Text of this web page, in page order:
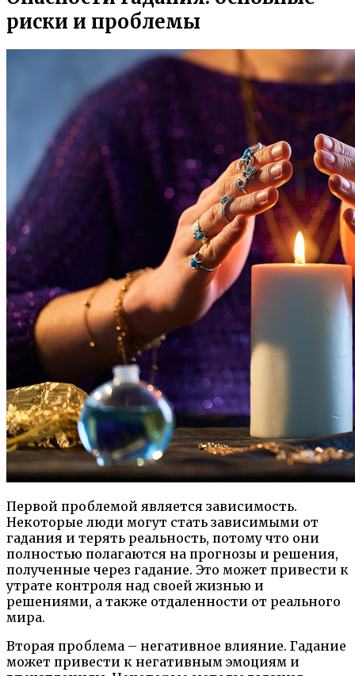
риски и проблемы
Первой проблемой является зависимость.
Некоторые люди могут стать зависимыми от
гадания и терять реальность, потому что они
полностью полагаются на прогнозы и решения,
полученные через гадание. Это может привести к
утрате контроля над своей жизнью и
решениями, а также отдаленности от реального
мира.
Вторая проблема – негативное влияние. Гадание
может привести к негативным эмоциям и